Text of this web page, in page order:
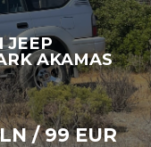
JEEP
AKAMAS
/ 99 EUR